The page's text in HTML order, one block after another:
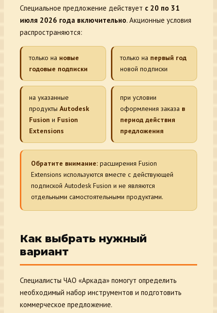
Специальное предложение действует с 20 по 31
июля 2026 года включительно. Акционные условия
распространяются:
только на новые
годовые подписки
только на первый год
новой подписки
на указанные
продукты Autodesk
Fusion и Fusion
Extensions
при условии
оформления заказа в
период действия
предложения
Обратите внимание: расширения Fusion
Extensions используются вместе с действующей
подпиской Autodesk Fusion и не являются
отдельными самостоятельными продуктами.
Как выбрать нужный
вариант
Специалисты ЧАО «Аркада» помогут определить
необходимый набор инструментов и подготовить
коммерческое предложение.